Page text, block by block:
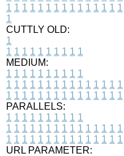
1 1 1 1 1 1 1 1 1 1 1 1 1 1 1
1
CUTTLY OLD:
1
1 1 1 1 1 1 1 1 1 1
MEDIUM:
1 1 1 1 1 1 1 1 1 1
1 1 1 1 1 1 1 1 1 1 1 1 1 1 1
1 1 1 1 1 1 1 1 1 1 1 1 1 1 1
PARALLELS:
1 1 1 1 1 1 1 1 1 1
1 1 1 1 1 1 1 1 1 1 1 1 1 1 1
1 1 1 1 1 1 1 1 1 1 1 1 1 1 1
URL PARAMETER: